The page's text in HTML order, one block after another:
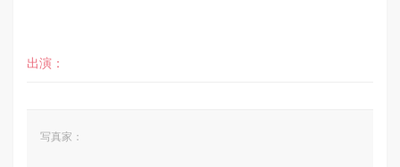
出演：
写真家：